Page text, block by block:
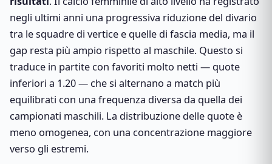
negli ultimi anni una progressiva riduzione del divario
tra le squadre di vertice e quelle di fascia media, ma il
gap resta più ampio rispetto al maschile. Questo si
traduce in partite con favoriti molto netti — quote
inferiori a 1.20 — che si alternano a match più
equilibrati con una frequenza diversa da quella dei
campionati maschili. La distribuzione delle quote è
meno omogenea, con una concentrazione maggiore
verso gli estremi.